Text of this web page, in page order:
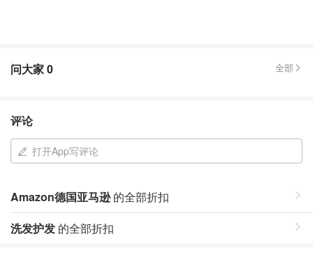
问大家0 全部
评论
打开App写评论
Amazon德国亚马逊的全部折扣
洗发护发 的全部折扣